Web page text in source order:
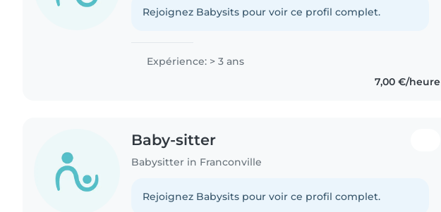
Rejoignez Babysits pour voir ce profil complet.
Expérience: > 3 ans
7,00 €/heure
Baby-sitter
Babysitter in Franconville
Rejoignez Babysits pour voir ce profil complet.